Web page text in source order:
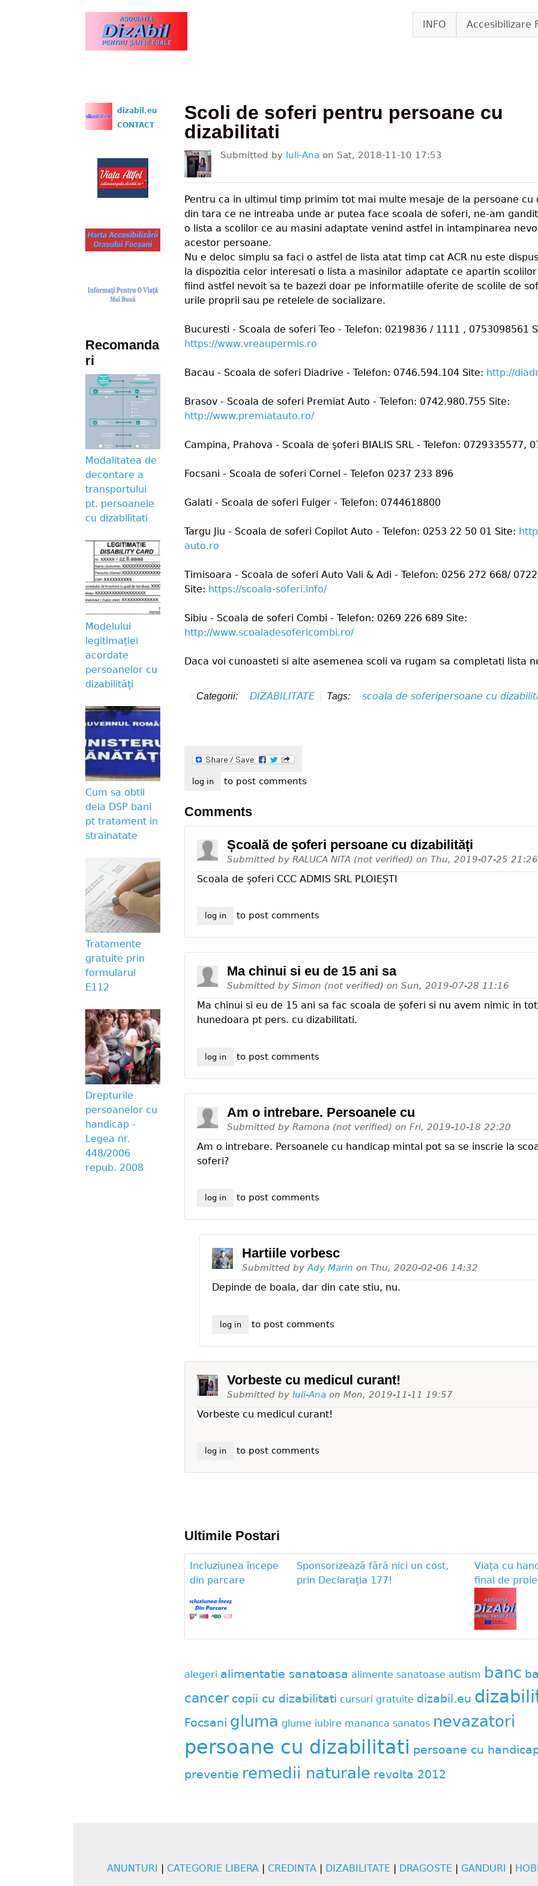
Skip to main content
www.dizabil.eu INFO Accesibilizare
Scoli de soferi pentru persoane cu
dizabilitati
Submitted by Iuli-Ana on Sat, 2018-11-10 17:53
Pentru ca in ultimul timp primim tot mai multe mesaje de la persoane cu
din tara ce ne intreaba unde ar putea face scoala de soferi, ne-am
o lista a scolilor ce au masini adaptate venind astfel in intampinarea
acestor persoane.
Nu e deloc simplu sa faci o astfel de lista atat timp cat ACR nu este
la dispozitia celor interesati o lista a masinilor adaptate ce apartin
fiind astfel nevoit sa te bazezi doar pe informatiile oferite de scolile de
urile proprii sau pe retelele de socializare.
Bucuresti - Scoala de soferi Teo - Telefon: 0219836 / 1111 , 0753098561
https://www.vreaupermis.ro
Bacau - Scoala de soferi Diadrive - Telefon: 0746.594.104 Site: http://
Brasov - Scoala de soferi Premiat Auto - Telefon: 0742.980.755 Site:
http://www.premiatauto.ro/
Campina, Prahova - Scoala de şoferi BIALIS SRL - Telefon: 0729335577,
Focsani - Scoala de soferi Cornel - Telefon 0237 233 896
Galati - Scoala de soferi Fulger - Telefon: 0744618800
Targu Jiu - Scoala de soferi Copilot Auto - Telefon: 0253 22 50 01 Site:
auto.ro
Timisoara - Scoala de soferi Auto Vali & Adi - Telefon: 0256 272 668/
Site: https://scoala-soferi.info/
Sibiu - Scoala de soferi Combi - Telefon: 0269 226 689 Site:
http://www.scoaladesofericombi.ro/
Daca voi cunoasteti si alte asemenea scoli va rugam sa completati lista
Categorii: DIZABILITATE Tags: scoala de soferipersoane cu
log in to post comments
Comments
Școală de șoferi persoane cu dizabilități
Submitted by RALUCA NITA (not verified) on Thu, 2019-07-25 21:26
Scoala de șoferi CCC ADMIS SRL PLOIEȘTI
log in to post comments
Ma chinui si eu de 15 ani sa
Submitted by Simon (not verified) on Sun, 2019-07-28 11:16
Ma chinui si eu de 15 ani sa fac scoala de șoferi si nu avem nimic in tot
hunedoara pt pers. cu dizabilitati.
log in to post comments
Am o intrebare. Persoanele cu
Submitted by Ramona (not verified) on Fri, 2019-10-18 22:20
Am o intrebare. Persoanele cu handicap mintal pot sa se inscrie la
soferi?
log in to post comments
Hartiile vorbesc
Submitted by Ady Marin on Thu, 2020-02-06 14:32
Depinde de boala, dar din cate stiu, nu.
log in to post comments
Vorbeste cu medicul curant!
Submitted by Iuli-Ana on Mon, 2019-11-11 19:57
Vorbeste cu medicul curant!
log in to post comments
Ultimile Postari
Incluziunea începe
din parcare
Sponsorizează fără nici un cost,
prin Declarația 177!
Viața cu
final de
alegeri alimentatie sanatoasa alimente sanatoase autism banc
cancer copii cu dizabilitati cursuri gratuite dizabil.eu
Focsani gluma glume iubire mananca sanatos nevazatori
persoane cu dizabilitati persoane cu
preventie remedii naturale revolta 2012
dizabil.eu
CONTACT
Recomanda
ri
Modalitatea de
decontare a
transportului
pt. persoanele
cu dizabilitati
Modelului
legitimației
acordate
persoanelor cu
dizabilități
Cum sa obtii
dela DSP bani
pt tratament in
strainatate
Tratamente
gratuite prin
formularul
E112
Drepturile
persoanelor cu
handicap -
Legea nr.
448/2006
repub. 2008
ANUNTURI CATEGORIE LIBERA CREDINTA DIZABILITATE DRAGOSTE GANDURI